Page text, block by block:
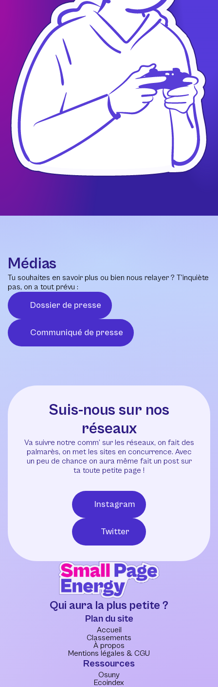
Médias
Tu souhaites en savoir plus ou bien nous relayer ? T’inquiète
pas, on a tout prévu :
Dossier de presse
Communiqué de presse
Suis-nous sur nos
réseaux
Va suivre notre comm’ sur les réseaux, on fait des
palmarès, on met les sites en concurrence. Avec
un peu de chance on aura même fait un post sur
ta toute petite page !
Instagram
Twitter
Qui aura la plus petite ?
Plan du site
Accueil
Classements
À propos
Mentions légales & CGU
Ressources
Osuny
Ecoindex